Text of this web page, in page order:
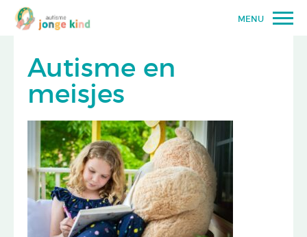
MENU
Autisme en
meisjes